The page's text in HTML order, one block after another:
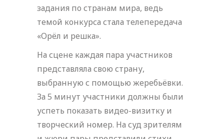
задания по странам мира, ведь
темой конкурса стала телепередача
«Орёл и решка».
На сцене каждая пара участников
представляла свою страну,
выбранную с помощью жеребьёвки.
За 5 минут участники должны были
успеть показать видео-визитку и
творческий номер. На суд зрителям